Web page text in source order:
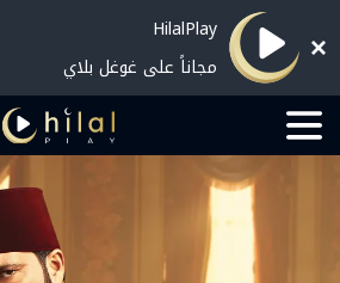
HilalPlay
مجاناً على غوغل بلاي